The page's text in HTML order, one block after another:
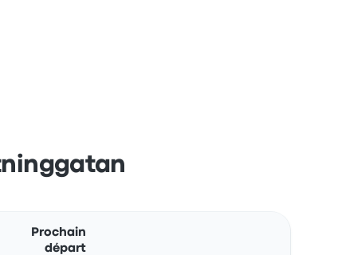
Prochain
départ